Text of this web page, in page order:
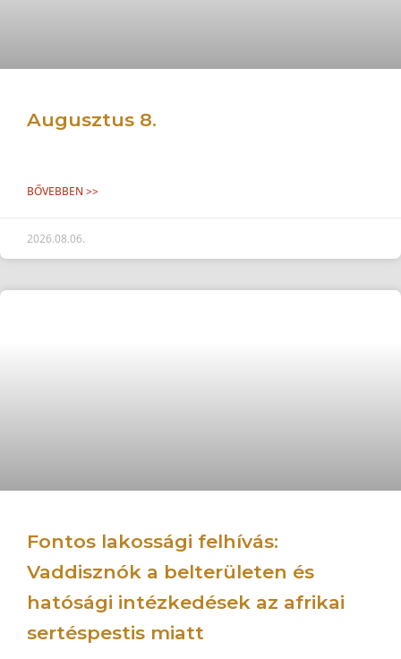
Augusztus 8.
BŐVEBBEN >>
2026.08.06.
Fontos lakossági felhívás:
Vaddisznók a belterületen és
hatósági intézkedések az afrikai
sertéspestis miatt